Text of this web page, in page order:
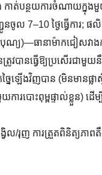
ត់បន្ថយការចំណាយក្នុង
នចូល 7–10 ថ្ងៃធ្វើការ;
បុណ្យ)—ធានាម៉ាកជៀសវាង
ត្រូវបានធ្វើឱ្យប្រសើរជ
នៃឡើងវិញបាន (មិនមានផ្
ារបោះពុម្ពផ្ទាល់ខ្លួន)
វិល/រុញ ការត្រួតពិនិត្យភា